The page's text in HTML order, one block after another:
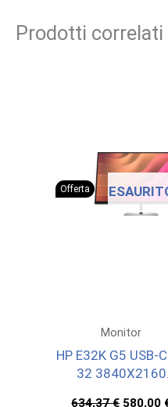
Prodotti correlati
Offerta
Monitor
HP E32K G5 USB-
32 3840X2160
634,37€ Il
580,00